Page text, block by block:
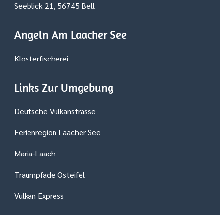
Seeblick 21, 56745 Bell
Angeln Am Laacher See
Klosterfischerei
Links Zur Umgebung
Deutsche Vulkanstrasse
Ferienregion Laacher See
Maria-Laach
Traumpfade Osteifel
Vulkan Express